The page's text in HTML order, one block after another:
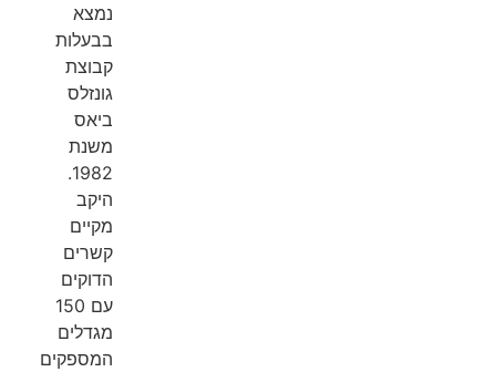
נמצא
בבעלות
קבוצת
גונזלס
ביאס
משנת
1982.
היקב
מקיים
קשרים
הדוקים
עם 150
מגדלים
המספקים